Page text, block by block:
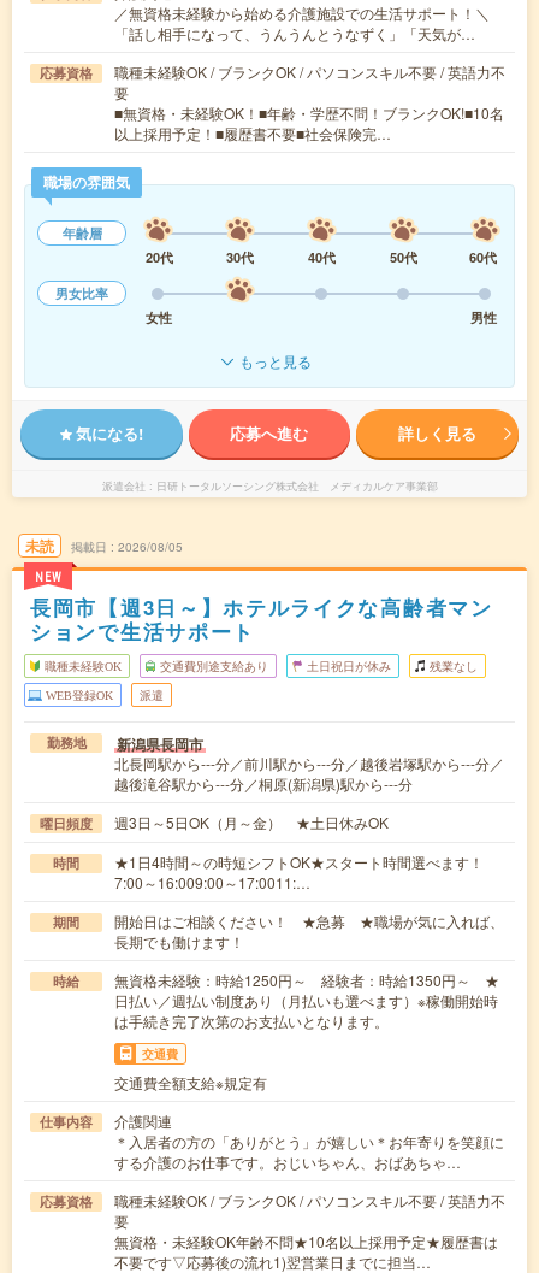
／無資格未経験から始める介護施設での生活サポート！＼
「話し相手になって、うんうんとうなずく」「天気が…
応募資格
職種未経験OK / ブランクOK / パソコンスキル不要 / 英語力不
要
■無資格・未経験OK！■年齢・学歴不問！ブランクOK!■10名
以上採用予定！■履歴書不要■社会保険完…
職場の雰囲気
年齢層
20代
30代 40代 50代
60代
男女比率
女性
男性
もっと見る
気になる! 応募へ進む 詳しく見る
派遣会社 日研トータルソーシング株式会社 メディカルケア事業部
未読
NEW
掲載日 2026/08/05
長岡市【週3日～】ホテルライクな高齢者マン
ションで生活サポート
職種未経験OK 交通費別途支給あり 土日祝日が休み 残業なし
WEB登録OK 派遣
勤務地 新潟県長岡市
北長岡駅から---分／前川駅から---分／越後岩塚駅から---分／
越後滝谷駅から---分／桐原(新潟県)駅から---分
曜日頻度 週3日～5日OK（月～金） ★土日休みOK
時間
★1日4時間～の時短シフトOK★スタート時間選べます！
7:00～16:009:00～17:0011:…
期間
開始日はご相談ください！ ★急募 ★職場が気に入れば、
長期でも働けます！
時給
無資格未経験：時給1250円～ 経験者：時給1350円～ ★
日払い／週払い制度あり（月払いも選べます）※稼働開始時
は手続き完了次第のお支払いとなります。
交通費
交通費全額支給※規定有
仕事内容
介護関連
＊入居者の方の「ありがとう」が嬉しい＊お年寄りを笑顔に
する介護のお仕事です。おじいちゃん、おばあちゃ…
応募資格
職種未経験OK / ブランクOK / パソコンスキル不要 / 英語力不
要
無資格・未経験OK年齢不問★10名以上採用予定★履歴書は
不要です▽応募後の流れ1)翌営業日までに担当…